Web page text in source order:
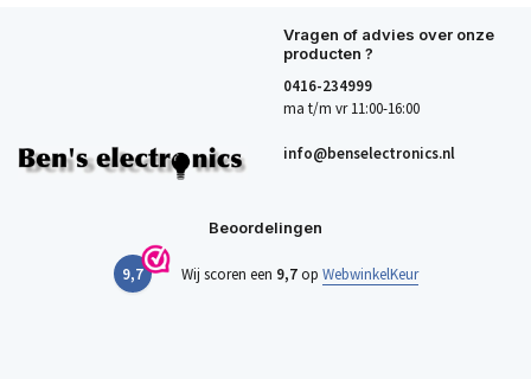
Vragen of advies over onze
producten ?
0416-234999
ma t/m vr 11:00-16:00
info@benselectronics.nl
Beoordelingen
9,7 Wij scoren een 9,7op WebwinkelKeur